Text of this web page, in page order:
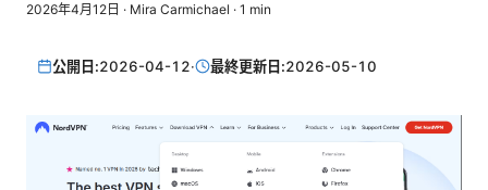
2026年4月12日 · Mira Carmichael · 1 min
公開日:2026-04-12· 最終更新日:2026-05-10